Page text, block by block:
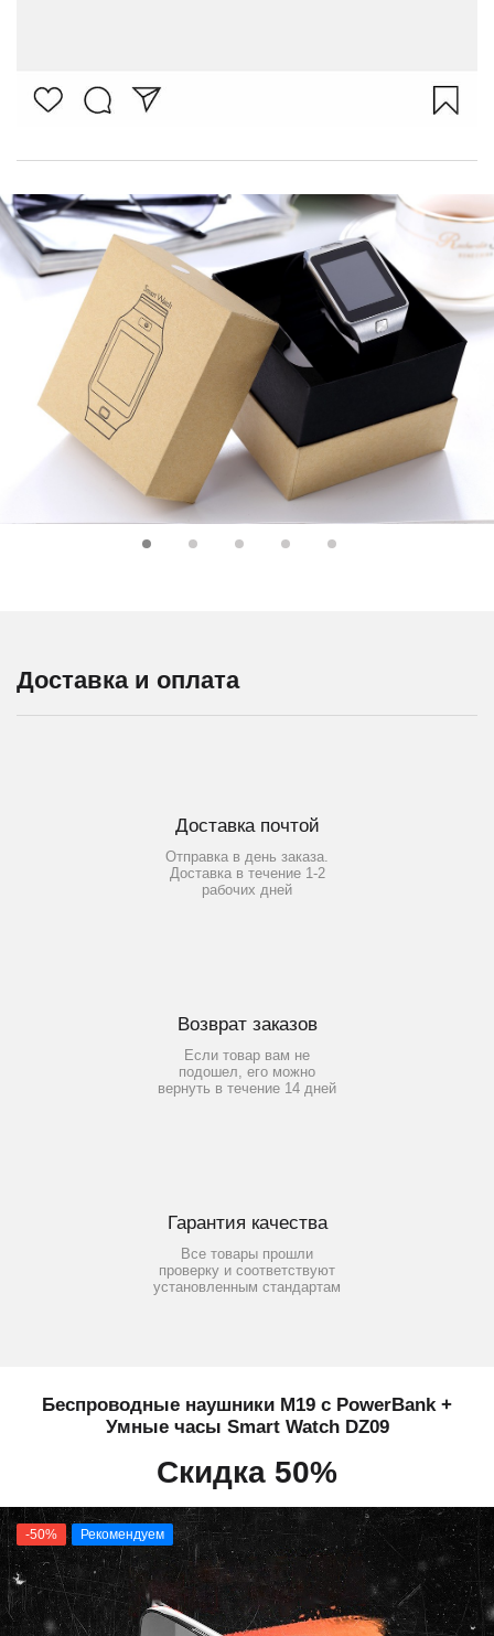
Доставка и оплата
Доставка почтой
Отправка в день заказа.
Доставка в течение 1-2
рабочих дней
Возврат заказов
Если товар вам не
подошел, его можно
вернуть в течение 14 дней
Гарантия качества
Все товары прошли
проверку и соответствуют
установленным стандартам
Беспроводные наушники M19 с PowerBank +
Умные часы Smart Watch DZ09
Скидка 50%
-50% Рекомендуем